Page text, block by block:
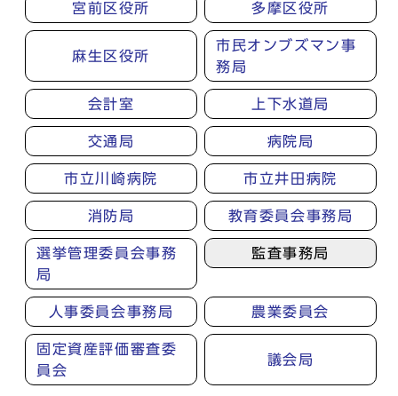
宮前区役所 多摩区役所
麻生区役所
市民オンブズマン事
務局
会計室 上下水道局
交通局 病院局
市立川崎病院 市立井田病院
消防局 教育委員会事務局
選挙管理委員会事務
局
監査事務局
人事委員会事務局 農業委員会
固定資産評価審査委
員会
議会局